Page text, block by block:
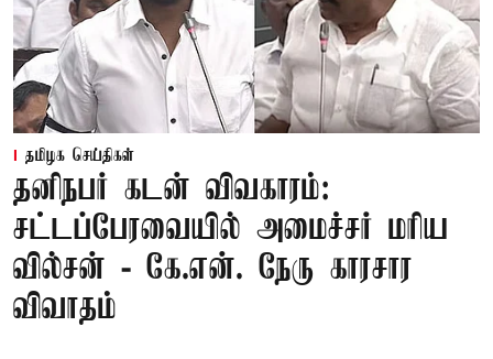
தமிழக செய்திகள்
தனிநபர் கடன் விவகாரம்:
சட்டப்பேரவையில் அமைச்சர் மரிய
வில்சன் - கே.என். நேரு காரசார
விவாதம்